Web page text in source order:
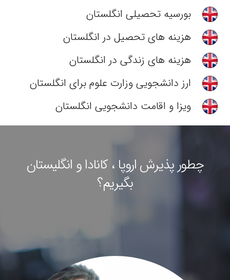
بورسیه تحصیلی انگلستان
هزینه های تحصیل در انگلستان
هزینه های زندگی در انگلستان
ارز دانشجویی وزارت علوم برای انگلستان
ویزا و اقامت دانشجویی انگلستان
چطور پذیرش اروپا ، کانادا و انگلیستان
بگیریم؟